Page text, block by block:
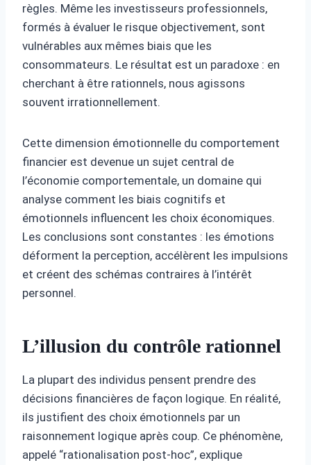
règles. Même les investisseurs professionnels,
formés à évaluer le risque objectivement, sont
vulnérables aux mêmes biais que les
consommateurs. Le résultat est un paradoxe : en
cherchant à être rationnels, nous agissons
souvent irrationnellement.
Cette dimension émotionnelle du comportement
financier est devenue un sujet central de
l’économie comportementale, un domaine qui
analyse comment les biais cognitifs et
émotionnels influencent les choix économiques.
Les conclusions sont constantes : les émotions
déforment la perception, accélèrent les impulsions
et créent des schémas contraires à l’intérêt
personnel.
L’illusion du contrôle rationnel
La plupart des individus pensent prendre des
décisions financières de façon logique. En réalité,
ils justifient des choix émotionnels par un
raisonnement logique après coup. Ce phénomène,
appelé “rationalisation post-hoc”, explique